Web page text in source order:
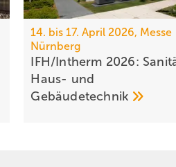
14. bis 17. April 2026, Messe
Nürnberg
IFH/Intherm 2026:
Haus- und
Ge­bäu­de­tech­nik